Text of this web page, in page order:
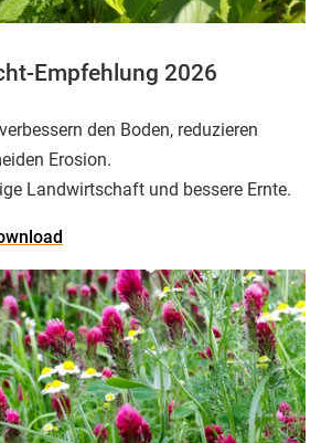
Empfehlung 2026
den Boden, reduzieren
Erosion.
Landwirtschaft und bessere Ernte.